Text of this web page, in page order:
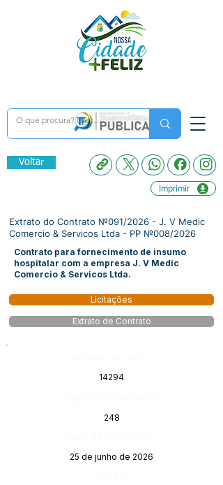
Voltar
Imprimir
Extrato do Contrato №091/2026 - J. V Medic
Comercio & Servicos Ltda - PP №008/2026
Contrato para fornecimento de insumo
hospitalar com a empresa J. V Medic
Comercio & Servicos Ltda.
Licitações
Extrato de Contrato
14294
248
25 de junho de 2026